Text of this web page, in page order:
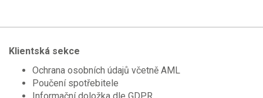
Klientská sekce
Ochrana osobních údajů včetně AML
Poučení spotřebitele
Informační doložka dle GDPR